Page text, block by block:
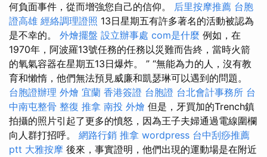
何負面事件，從而增強您自己的信仰。 后里按摩推薦 台胞
證高雄 經絡調理證照 13日星期五有許多著名的活動被認為
是不幸的。 外燴擺盤 設立辦事處 com是什麼 例如，在
1970年，阿波羅13號任務的任務以災難而告終，當時火箭
的氧氣容器在星期五13日爆炸。 ” “無能為力的人，沒有教
育和懶惰，他們無法預見威廉和凱瑟琳可以遇到的問題。
台胞證辦理 外燴 宜蘭 香港簽證 台胞證 台北會計事務所 台
中南屯整骨 整復 推拿 南投 外燴 但是，牙買加的Trench鎮
拍攝的照片引起了更多的憤怒，因為王子夫婦通過電線圍欄
向人群打招呼。 網路行銷 推拿 wordpress 台中刮痧推薦
ptt 大雅按摩 後來，事實證明，他們出現的運動場是在附近